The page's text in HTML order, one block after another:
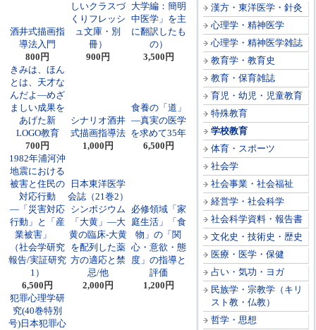
漢方・東洋医学・針灸
心理学・精神医学
心理学・精神医学雑誌
教育学・教育史
教育・保育雑誌
育児・幼児・児童教育
特殊教育
学校教育
体育・スポーツ
社会学
社会事業・社会福祉
経営学・社会科学
社会科学資料・報告書
文化史・技術史・歴史
医療・医学・保健
占い・気功・ヨガ
民族学・宗教学（キリ
スト教・仏教）
哲学・思想
酒井式描画指
導法入門
800円
しいクラスづ
くりフレッシ
ュ文庫・別
冊）
900円
大学編：簡明
中医学」を主
に翻訳したも
の）
3,500円
きみは、ほん
とは、天才な
んだよ―めざ
ましい成果を
あげた新
LOGO教育
700円
シナリオ酒井
式描画指導法
1,000円
食養の「道」
―真実の医学
を求めて35年
6,500円
1982年浦河沖
地震における
被害と住民の
対応行動
―「災害対応
行動」と「産
業被害」
（社会学研究
報告/実証研究
1）
6,500円
日本東洋医学
会誌（21巻2）
シンポジウム
「大黄」―大
黄の臨床-大黄
を配列した薬
方の適応と禁
忌/他
2,000円
必修領域「家
庭生活」「食
物」の「関
心・意欲・態
度」の指導と
評価
1,200円
犯罪心理学研
究(40巻特別
号)日本犯罪心